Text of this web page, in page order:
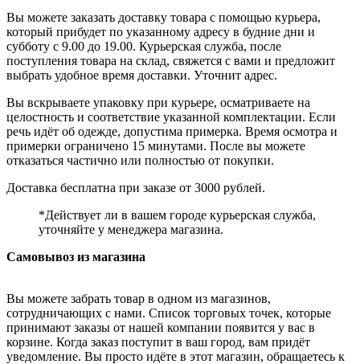
Вы можете заказать доставку товара с помощью курьера,
который прибудет по указанному адресу в будние дни и
субботу с 9.00 до 19.00. Курьерская служба, после
поступления товара на склад, свяжется с вами и предложит
выбрать удобное время доставки. Уточнит адрес.
Вы вскрываете упаковку при курьере, осматриваете на
целостность и соответствие указанной комплектации. Если
речь идёт об одежде, допустима примерка. Время осмотра и
примерки ограничено 15 минутами. После вы можете
отказаться частично или полностью от покупки.
Доставка бесплатна при заказе от 3000 рублей.
*Действует ли в вашем городе курьерская служба,
уточняйте у менеджера магазина.
Самовывоз из магазина
Вы можете забрать товар в одном из магазинов,
сотрудничающих с нами. Список торговых точек, которые
принимают заказы от нашей компании появится у вас в
корзине. Когда заказ поступит в ваш город, вам придёт
уведомление. Вы просто идёте в этот магазин, обращаетесь к